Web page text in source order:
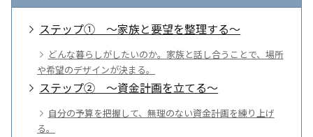
ステップ① ～家族と要望を整理する～
どんな暮らしがしたいのか。家族と話し合うことで、場所
や希望のデザインが決まる。
ステップ② ～資金計画を立てる～
自分の予算を把握して、無理のない資金計画を練り上げ
る。